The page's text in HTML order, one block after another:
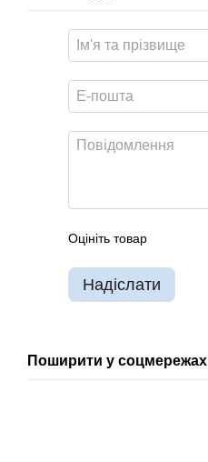
Оцініть товар
Надіслати
Поширити у соцмережах